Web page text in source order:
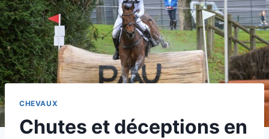
CHEVAUX
Chutes et déceptions en